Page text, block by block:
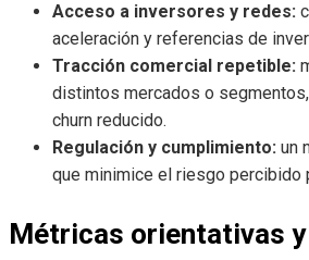
Acceso a inversores y redes:
aceleración y referencias de
Tracción comercial repetible:
distintos mercados o
churn reducido.
Regulación y cumplimiento: un
que minimice el riesgo percibido
Métricas orientativas y